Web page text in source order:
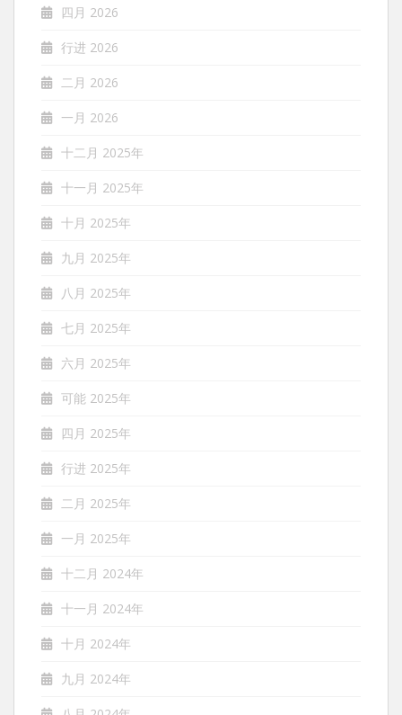
四月 2026
行进 2026
二月 2026
一月 2026
十二月 2025年
十一月 2025年
十月 2025年
九月 2025年
八月 2025年
七月 2025年
六月 2025年
可能 2025年
四月 2025年
行进 2025年
二月 2025年
一月 2025年
十二月 2024年
十一月 2024年
十月 2024年
九月 2024年